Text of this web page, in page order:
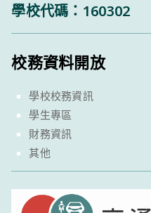
學校代碼：160302
校務資料開放
學校校務資訊
學生專區
財務資訊
其他